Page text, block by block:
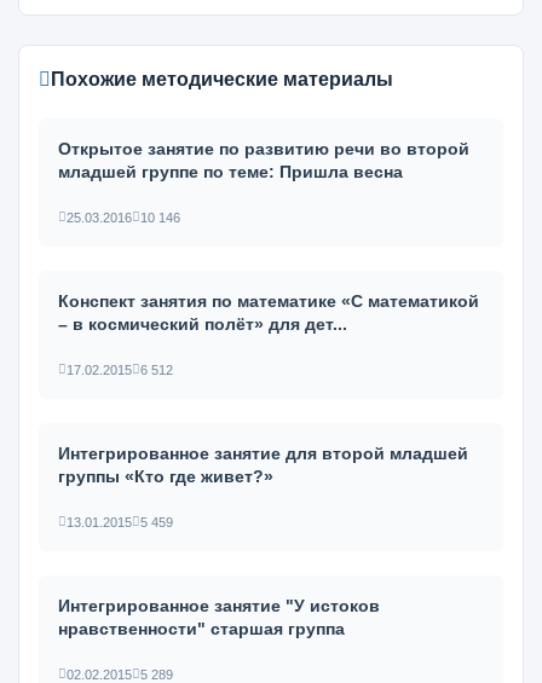
Похожие методические материалы
Открытое занятие по развитию речи во второй
младшей группе по теме: Пришла весна
25.03.2016 10 146
Конспект занятия по математике «С математикой
– в космический полёт» для дет...
17.02.2015 6 512
Интегрированное занятие для второй младшей
группы «Кто где живет?»
13.01.2015 5 459
Интегрированное занятие "У истоков
нравственности" старшая группа
02.02.2015 5 289